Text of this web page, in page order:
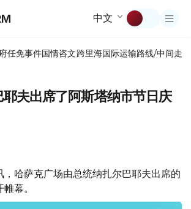
中文
任免事件国情咨文跨里海国际运输路线/中间走廊
夫出席了阿斯塔纳市节日庆
，哈萨克广场由总统纳扎尔巴耶夫出席的
幕。